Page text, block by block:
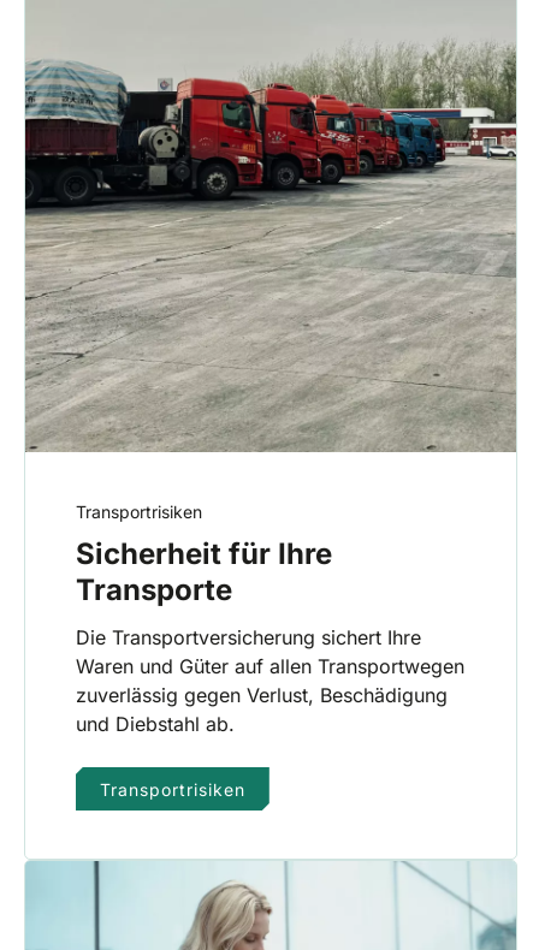
Transportrisiken
Sicherheit für Ihre
Transporte
Die Transportversicherung sichert Ihre
Waren und Güter auf allen Transportwegen
zuverlässig gegen Verlust, Beschädigung
und Diebstahl ab.
Transportrisiken